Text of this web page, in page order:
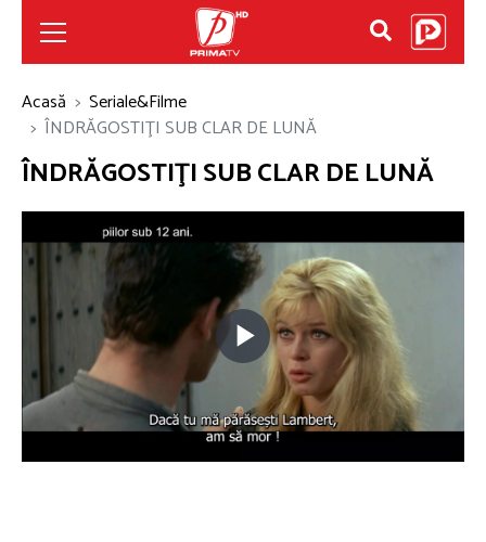
Acasă
Seriale&Filme
ÎNDRĂGOSTIŢI SUB CLAR DE LUNĂ
ÎNDRĂGOSTIŢI SUB CLAR DE LUNĂ
Play
Video